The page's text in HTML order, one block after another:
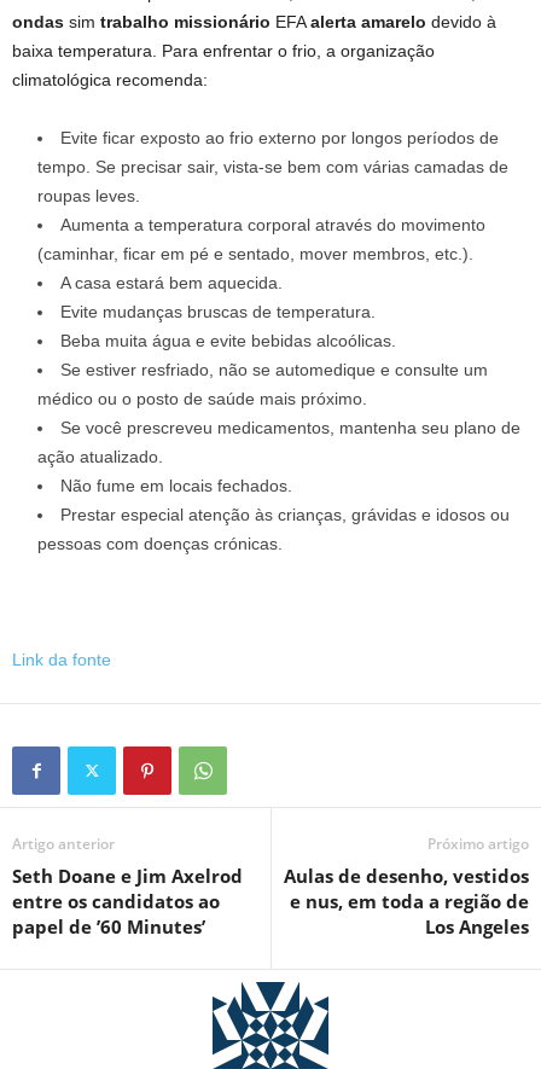
ondas sim trabalho missionário EFAalerta amarelo devido à
baixa temperatura. Para enfrentar o frio, a organização
climatológica recomenda:
Evite ficar exposto ao frio externo por longos períodos de
tempo. Se precisar sair, vista-se bem com várias camadas de
roupas leves.
Aumenta a temperatura corporal através do movimento
(caminhar, ficar em pé e sentado, mover membros, etc.).
A casa estará bem aquecida.
Evite mudanças bruscas de temperatura.
Beba muita água e evite bebidas alcoólicas.
Se estiver resfriado, não se automedique e consulte um
médico ou o posto de saúde mais próximo.
Se você prescreveu medicamentos, mantenha seu plano de
ação atualizado.
Não fume em locais fechados.
Prestar especial atenção às crianças, grávidas e idosos ou
pessoas com doenças crónicas.
Link da fonte
Artigo anterior
Seth Doane e Jim Axelrod
entre os candidatos ao
papel de ’60 Minutes’
Próximo artigo
Aulas de desenho, vestidos
e nus, em toda a região de
Los Angeles